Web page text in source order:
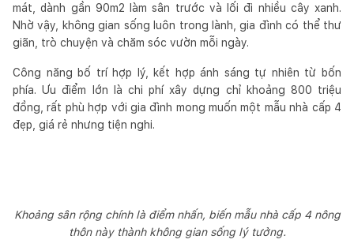
mát, dành gần 90m2 làm sân trước và lối đi nhiều cây xanh.
Nhờ vậy, không gian sống luôn trong lành, gia đình có thể thư
giãn, trò chuyện và chăm sóc vườn mỗi ngày.
Công năng bố trí hợp lý, kết hợp ánh sáng tự nhiên từ bốn
phía. Ưu điểm lớn là chi phí xây dựng chỉ khoảng 800 triệu
đồng, rất phù hợp với gia đình mong muốn một mẫu nhà cấp 4
đẹp, giá rẻ nhưng tiện nghi.
Khoảng sân rộng chính là điểm nhấn, biến mẫu nhà cấp 4 nông
thôn này thành không gian sống lý tưởng.